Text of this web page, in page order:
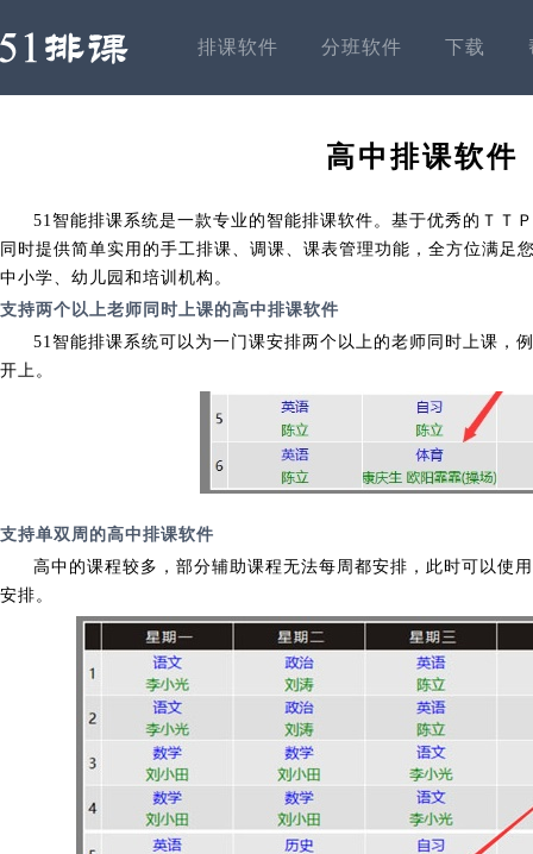
排课软件 分班软件 下载
高中排课软件
51智能排课系统是一款专业的智能排课软件。基于优秀的ＴＴ
同时提供简单实用的手工排课、调课、课表管理功能，全方位满足
中小学、幼儿园和培训机构。
支持两个以上老师同时上课的高中排课软件
51智能排课系统可以为一门课安排两个以上的老师同时上课，
开上。
支持单双周的高中排课软件
高中的课程较多，部分辅助课程无法每周都安排，此时可以使
安排。